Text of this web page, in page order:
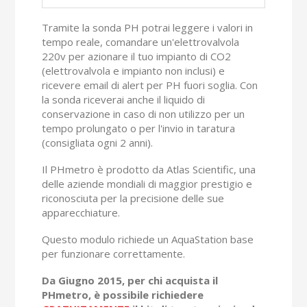
Tramite la sonda PH potrai leggere i valori in
tempo reale, comandare un'elettrovalvola
220v per azionare il tuo impianto di CO2
(elettrovalvola e impianto non inclusi) e
ricevere email di alert per PH fuori soglia. Con
la sonda riceverai anche il liquido di
conservazione in caso di non utilizzo per un
tempo prolungato o per l'invio in taratura
(consigliata ogni 2 anni).
Il PHmetro è prodotto da Atlas Scientific, una
delle aziende mondiali di maggior prestigio e
riconosciuta per la precisione delle sue
apparecchiature.
Questo modulo richiede un AquaStation base
per funzionare correttamente.
Da Giugno 2015, per chi acquista il
PHmetro, è possibile richiedere